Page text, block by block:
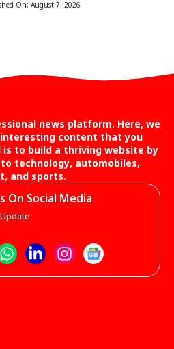
On: August 7, 2026
news platform. Here, we
interesting content that you
is to build a thriving website by
technology, automobiles,
and sports.
On Social Media